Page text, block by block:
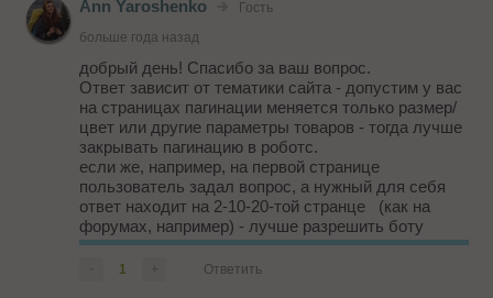
Ann Yaroshenko
Гость
больше года назад
добрый день! Спасибо за ваш вопрос.
Ответ зависит от тематики сайта - допустим у вас
на страницах пагинации меняется только размер/
цвет или другие параметры товаров - тогда лучше
закрывать пагинацию в роботс.
если же, например, на первой странице
пользователь задал вопрос, а нужный для себя
ответ находит на 2-10-20-той странце (как на
форумах, например) - лучше разрешить боту
сканировать контент - ведь пользователь тоже
может перейти к вам на сайт потому, что в...
1 Ответить